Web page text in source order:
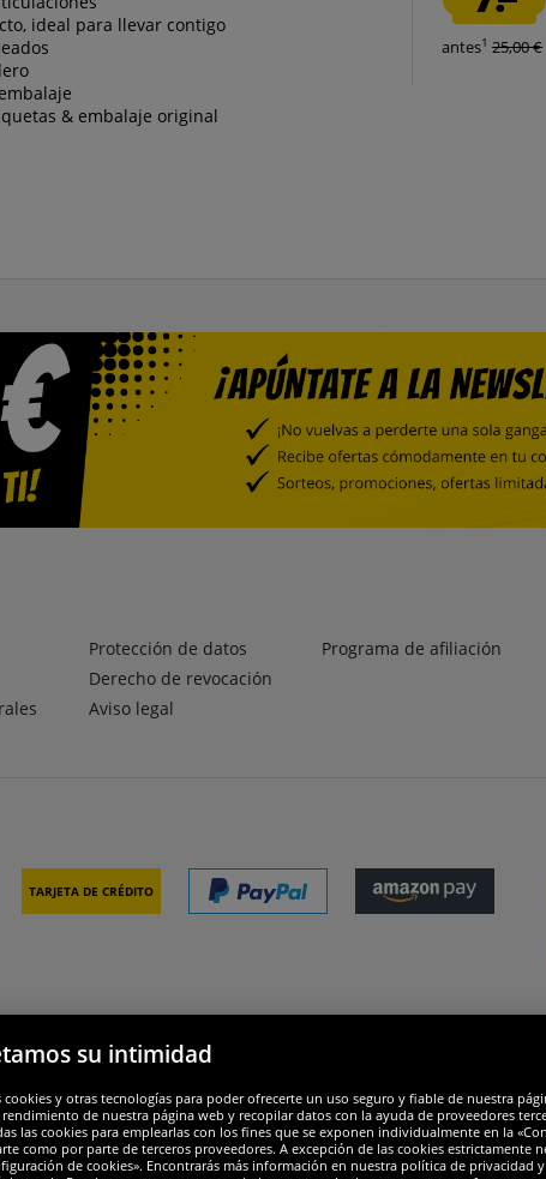
ideal para llevar contigo
& embalaje original
antes1 25,00 €
Protección de datos
Derecho de revocación
Aviso legal
Programa de afiliación
Tarjeta de crédito
su intimidad
cookies y otras tecnologías para poder ofrecerte un uso seguro y fiable de nuestra
de nuestra página web y recopilar datos con la ayuda de proveedores
las cookies para emplearlas con los fines que se exponen individualmente en la
como por parte de terceros proveedores. A excepción de las cookies
de cookies». Encontrarás más información en nuestra política de